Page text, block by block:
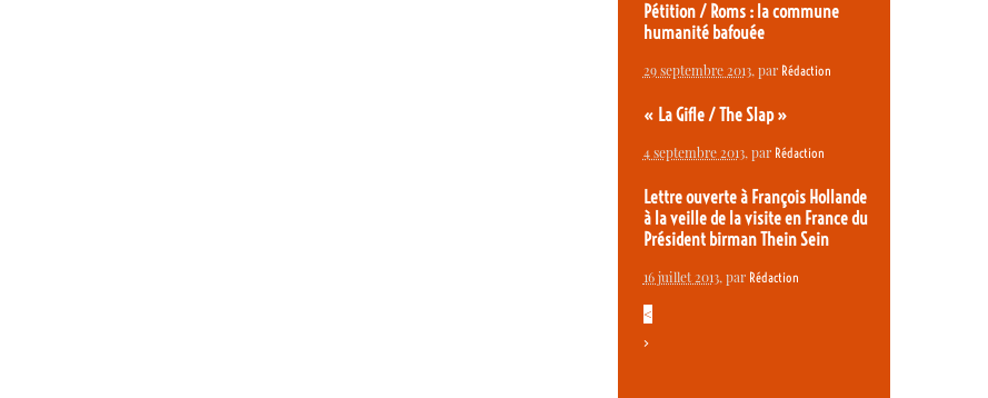
Pétition / Roms : la commune
humanité bafouée
29 septembre 2013, par Rédaction
« La Gifle / The Slap »
4 septembre 2013, par Rédaction
Lettre ouverte à François Hollande
à la veille de la visite en France du
Président birman Thein Sein
16 juillet 2013, par Rédaction
<
>